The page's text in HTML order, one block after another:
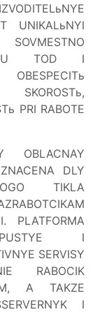
UNIKALьNYI
TOD I
PRI RABOTE
OBLACNAY
DLY
TIKLA
PLATFORMA
PUSTYE I
SERVISY
RABOCIK
A TAKZE
I